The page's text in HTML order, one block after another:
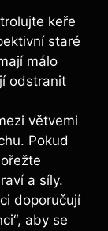
keře
staré
málo
odstranit
větvemi
Pokud
a síly.
doporučují
aby se